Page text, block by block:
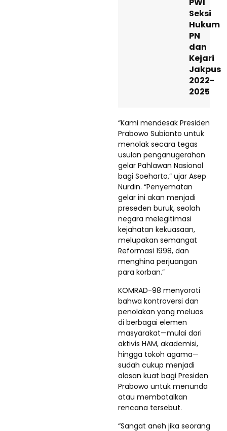
Seksi
Hukum
PN
dan
Kejari
Jakpus
2022-
2025
“Kami mendesak Presiden
Prabowo Subianto untuk
menolak secara tegas
usulan penganugerahan
gelar Pahlawan Nasional
bagi Soeharto,” ujar Asep
Nurdin. “Penyematan
gelar ini akan menjadi
preseden buruk, seolah
negara melegitimasi
kejahatan kekuasaan,
melupakan semangat
Reformasi 1998, dan
menghina perjuangan
para korban.”
KOMRAD-98 menyoroti
bahwa kontroversi dan
penolakan yang meluas
di berbagai elemen
masyarakat—mulai dari
aktivis HAM, akademisi,
hingga tokoh agama—
sudah cukup menjadi
alasan kuat bagi Presiden
Prabowo untuk menunda
atau membatalkan
rencana tersebut.
“Sangat aneh jika seorang